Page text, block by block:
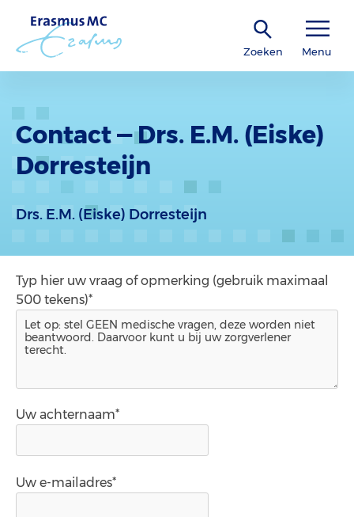
Zoeken Menu
Contact — Drs. E.M. (Eiske)
Dorresteijn
Drs. E.M. (Eiske) Dorresteijn
Typ hier uw vraag of opmerking (gebruik maximaal
500 tekens)*
Uw achternaam*
Uw e-mailadres*